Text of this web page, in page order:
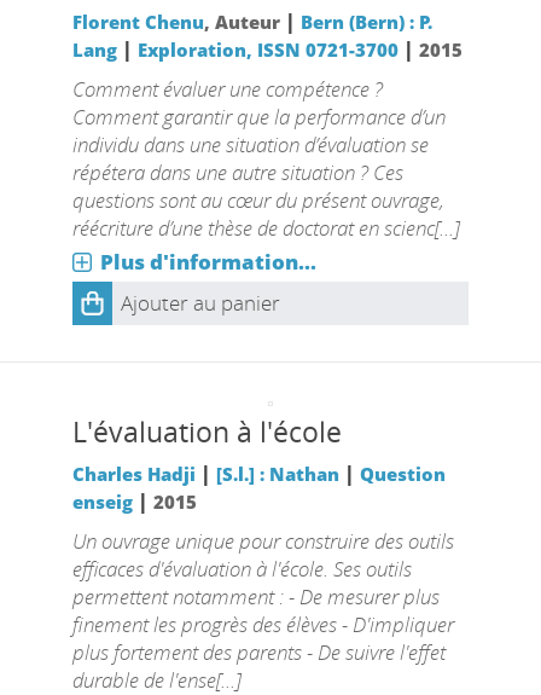
Florent Chenu, Auteur | Bern (Bern) : P.
Lang| Exploration, ISSN 0721-3700| 2015
Comment évaluer une compétence ?
Comment garantir que la performance d’un
individu dans une situation d’évaluation se
répétera dans une autre situation ? Ces
questions sont au cœur du présent ouvrage,
réécriture d’une thèse de doctorat en scienc[...]
Plus d'information...
Ajouter au panier
L'évaluation à l'école
Charles Hadji | [S.l.] : Nathan | Question
enseig| 2015
Un ouvrage unique pour construire des outils
efficaces d'évaluation à l'école. Ses outils
permettent notamment : - De mesurer plus
finement les progrès des élèves - D'impliquer
plus fortement des parents - De suivre l'effet
durable de l'ense[...]